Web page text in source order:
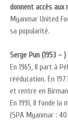
donnent accès aux
Myanmar United
sa popularité.
Serge Pun (1953 – )
En 1965, Il part à
rééducation. En
et rentre en
En 1991, Il fonde
(SPA Myanmar :